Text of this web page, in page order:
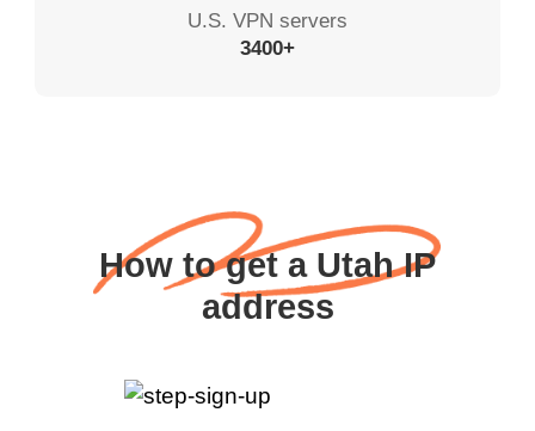
U.S. VPN servers
3400+
How to get a Utah IP
address